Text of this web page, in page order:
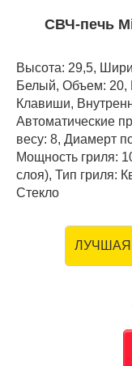
СВЧ-печь
Высота: 29,5,
Белый, Объем: 20,
Клавиши,
Автоматические
весу: 8, Диамерт
Мощность гриля:
слоя), Тип гриля:
Стекло